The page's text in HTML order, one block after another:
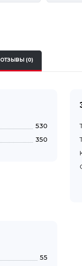
ОТЗЫВЫ (0)
530
350
55